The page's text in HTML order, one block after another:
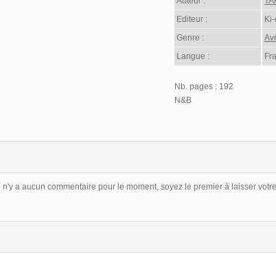
Editeur :
Genre :
Langue :
Nb. pages : 192
N&B
Il n'y a aucun commentaire pour le moment, soyez le premier à laisser